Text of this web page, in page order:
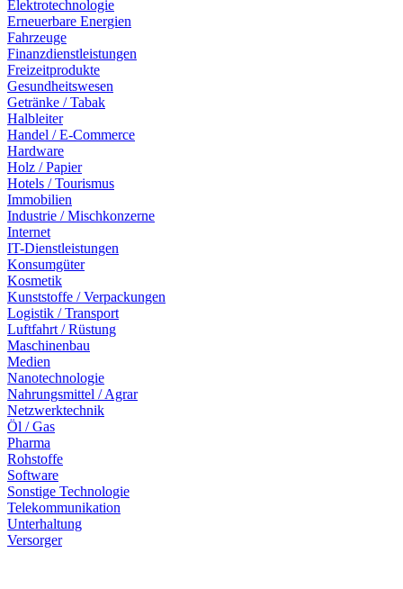
Elektrotechnologie
Erneuerbare Energien
Fahrzeuge
Finanzdienstleistungen
Freizeitprodukte
Gesundheitswesen
Getränke / Tabak
Halbleiter
Handel / E-Commerce
Hardware
Holz / Papier
Hotels / Tourismus
Immobilien
Industrie / Mischkonzerne
Internet
IT-Dienstleistungen
Konsumgüter
Kosmetik
Kunststoffe / Verpackungen
Logistik / Transport
Luftfahrt / Rüstung
Maschinenbau
Medien
Nanotechnologie
Nahrungsmittel / Agrar
Netzwerktechnik
Öl / Gas
Pharma
Rohstoffe
Software
Sonstige Technologie
Telekommunikation
Unterhaltung
Versorger